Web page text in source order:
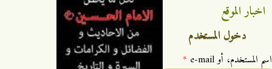
اخبار الموقع
دخول المستخدم
‏اسم المستخدم، أو e-mail ‏ *